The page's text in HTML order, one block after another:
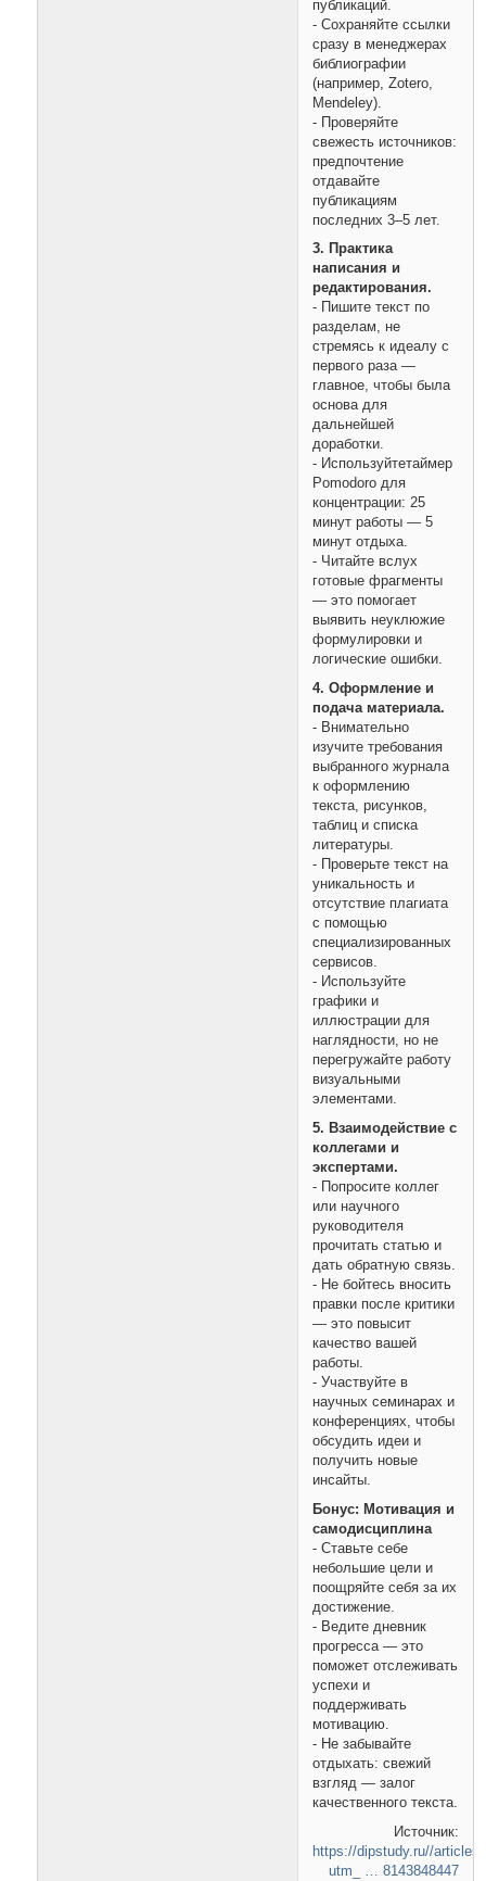
публикаций.
- Сохраняйте ссылки
сразу в менеджерах
библиографии
(например, Zotero,
Mendeley).
- Проверяйте
свежесть источников:
предпочтение
отдавайте
публикациям
последних 3–5 лет.
3. Практика
написания и
редактирования.
- Пишите текст по
разделам, не
стремясь к идеалу с
первого раза —
главное, чтобы была
основа для
дальнейшей
доработки.
- Используйтетаймер
Pomodoro для
концентрации: 25
минут работы — 5
минут отдыха.
- Читайте вслух
готовые фрагменты
— это помогает
выявить неуклюжие
формулировки и
логические ошибки.
4. Оформление и
подача материала.
- Внимательно
изучите требования
выбранного журнала
к оформлению
текста, рисунков,
таблиц и списка
литературы.
- Проверьте текст на
уникальность и
отсутствие плагиата
с помощью
специализированных
сервисов.
- Используйте
графики и
иллюстрации для
наглядности, но не
перегружайте работу
визуальными
элементами.
5. Взаимодействие с
коллегами и
экспертами.
- Попросите коллег
или научного
руководителя
прочитать статью и
дать обратную связь.
- Не бойтесь вносить
правки после критики
— это повысит
качество вашей
работы.
- Участвуйте в
научных семинарах и
конференциях, чтобы
обсудить идеи и
получить новые
инсайты.
Бонус: Мотивация и
самодисциплина
- Ставьте себе
небольшие цели и
поощряйте себя за их
достижение.
- Ведите дневник
прогресса — это
поможет отслеживать
успехи и
поддерживать
мотивацию.
- Не забывайте
отдыхать: свежий
взгляд — залог
качественного текста.
Источник:
https://dipstudy.ru//
utm_ … 8143848447